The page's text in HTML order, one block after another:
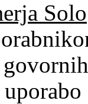
Solo
govornih